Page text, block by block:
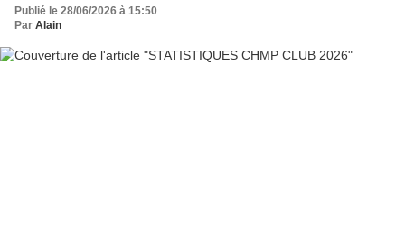
Publié le 28/06/2026 à 15:50
Par Alain